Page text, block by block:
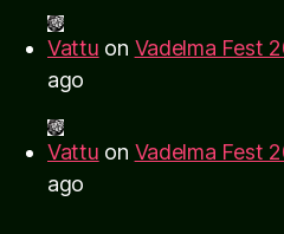
Vattu on Vadelma Fest
ago
Vattu on Vadelma Fest
ago